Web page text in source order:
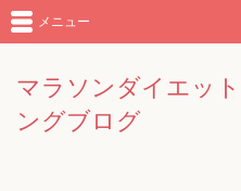
マラソンダイエッ
ングブログ
メニュー